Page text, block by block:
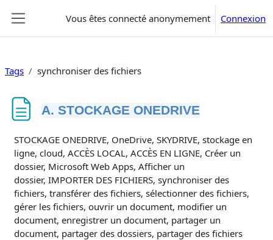
Vous êtes connecté anonymement Connexion
Tags synchroniser des fichiers
A. STOCKAGE ONEDRIVE
Conditions d’achèvement
STOCKAGE ONEDRIVE, OneDrive, SKYDRIVE, stockage en
ligne, cloud, ACCÈS LOCAL, ACCÈS EN LIGNE, Créer un
dossier, Microsoft Web Apps, Afficher un
dossier, IMPORTER DES FICHIERS, synchroniser des
fichiers, transférer des fichiers, sélectionner des fichiers,
gérer les fichiers, ouvrir un document, modifier un
document, enregistrer un document, partager un
document, partager des dossiers, partager des fichiers